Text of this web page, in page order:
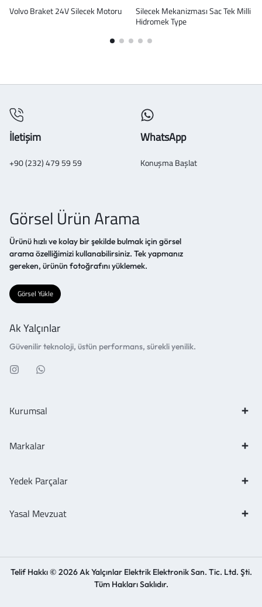
Volvo Braket 24V Silecek Motoru
Silecek Mekanizması Sac Tek Milli
Hidromek Type
İletişim
+90 (232) 479 59 59
WhatsApp
Konuşma Başlat
Görsel Ürün Arama
Ürünü hızlı ve kolay bir şekilde bulmak için görsel
arama özelliğimizi kullanabilirsiniz. Tek yapmanız
gereken, ürünün fotoğrafını yüklemek.
Görsel Yükle
Ak Yalçınlar
Güvenilir teknoloji, üstün performans, sürekli yenilik.
Kurumsal
Markalar
Yedek Parçalar
Yasal Mevzuat
Telif Hakkı © 2026 Ak Yalçınlar Elektrik Elektronik San. Tic. Ltd. Şti.
Tüm Hakları Saklıdır.